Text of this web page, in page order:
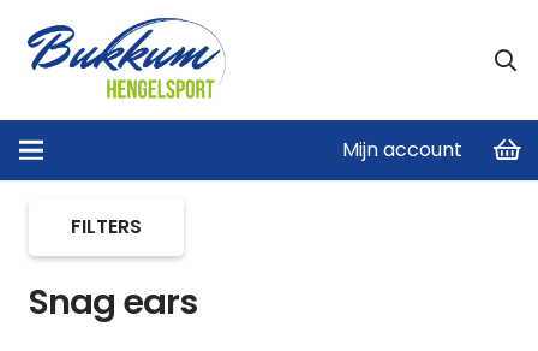
Mijn account
Home Snag ears
Snag ears
FILTERS